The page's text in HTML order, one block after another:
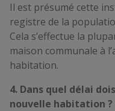
Il est présumé cette
registre de la
Cela s’effectue la
maison communale à
habitation.
4. Dans quel délai
nouvelle habitation ?